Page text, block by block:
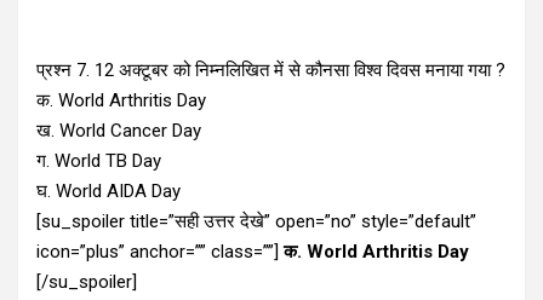
प्रश्न 7. 12 अक्टूबर को निम्नलिखित में से कौनसा विश्व दिवस मनाया गया ?
क. World Arthritis Day
ख. World Cancer Day
ग. World TB Day
घ. World AIDA Day
[su_spoiler title=”सही उत्तर देखे” open=”no” style=”default”
icon=”plus” anchor=”” class=””]क. World Arthritis Day
[/su_spoiler]